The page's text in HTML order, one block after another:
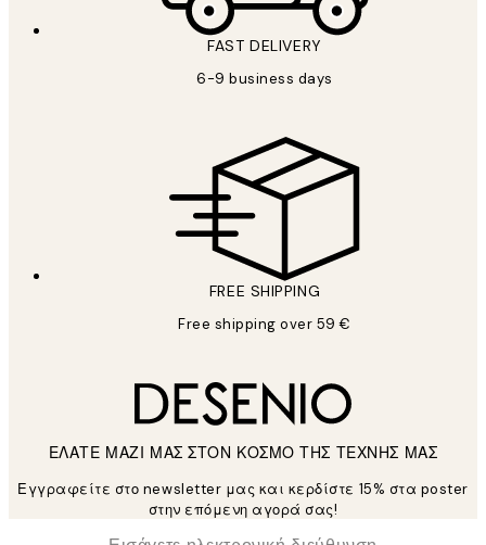
FAST DELIVERY
6-9 business days
FREE SHIPPING
Free shipping over 59 €
ΕΛΑΤΕ ΜΑΖΙ ΜΑΣ ΣΤΟΝ ΚΟΣΜΟ ΤΗΣ ΤΕΧΝΗΣ ΜΑΣ
Εγγραφείτε στο newsletter μας και κερδίστε 15% στα poster
στην επόμενη αγορά σας!
Ηλεκτρονική Διεύθυνση